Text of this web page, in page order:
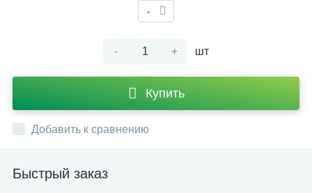
-
- + шт
Купить
Добавить к сравнению
Быстрый заказ